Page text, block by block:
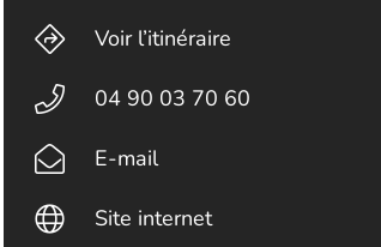
Voir l’itinéraire
04 90 03 70 60
E-mail
Site internet